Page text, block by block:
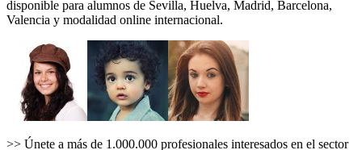
disponible para alumnos de Sevilla, Huelva, Madrid, Barcelona,
Valencia y modalidad online internacional.
>> Únete a más de 1.000.000 profesionales interesados en el sector